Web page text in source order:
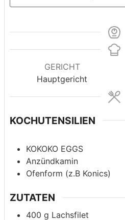
GERICHT
Hauptgericht
KOCHUTENSILIEN
KOKOKO EGGS
Anzündkamin
Ofenform (z.B Konics)
ZUTATEN
400 g Lachsfilet